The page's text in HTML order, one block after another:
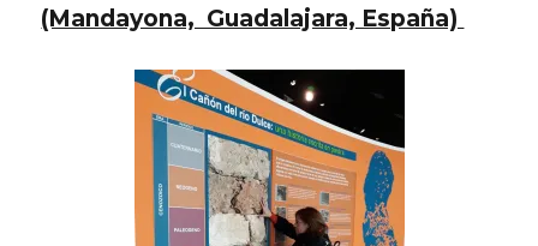
(Mandayona, Guadalajara, España)